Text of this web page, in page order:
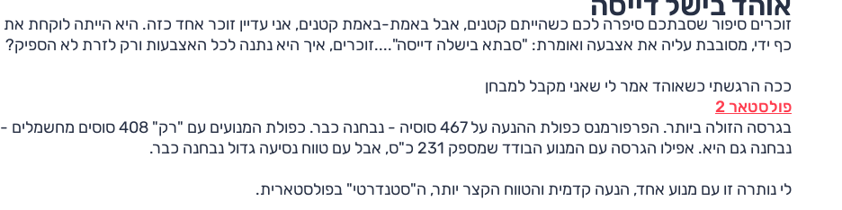
זוכרים סיפור שסבתכם סיפרה לכם כשהייתם קטנים, אבל באמת-באמת קטנים, אני עדיין זוכר אחד כזה. היא הייתה לוקחת את
כף ידי, מסובבת עליה את אצבעה ואומרת: "סבתא בישלה דייסה"....זוכרים, איך היא נתנה לכל האצבעות ורק לזרת לא הספיק?
ככה הרגשתי כשאוהד אמר לי שאני מקבל למבחן
פולסטאר 2
בגרסה הזולה ביותר. הפרפורמנס כפולת ההנעה על 467 סוסיה - נבחנה כבר. כפולת המנועים עם "רק" 408 סוסים מחשמלים -
נבחנה גם היא. אפילו הגרסה עם המנוע הבודד שמספק 231 כ"ס, אבל עם טווח נסיעה גדול נבחנה כבר.
לי נותרה זו עם מנוע אחד, הנעה קדמית והטווח הקצר יותר, ה"סטנדרטי" בפולסטארית.